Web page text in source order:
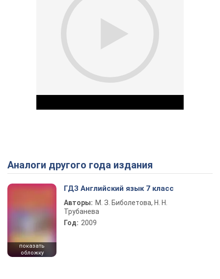
Play Video
Аналоги другого года издания
показать
обложку
ГДЗ Английский язык 7 класс
Авторы: М. З. Биболетова, Н. Н.
Трубанева
Год: 2009